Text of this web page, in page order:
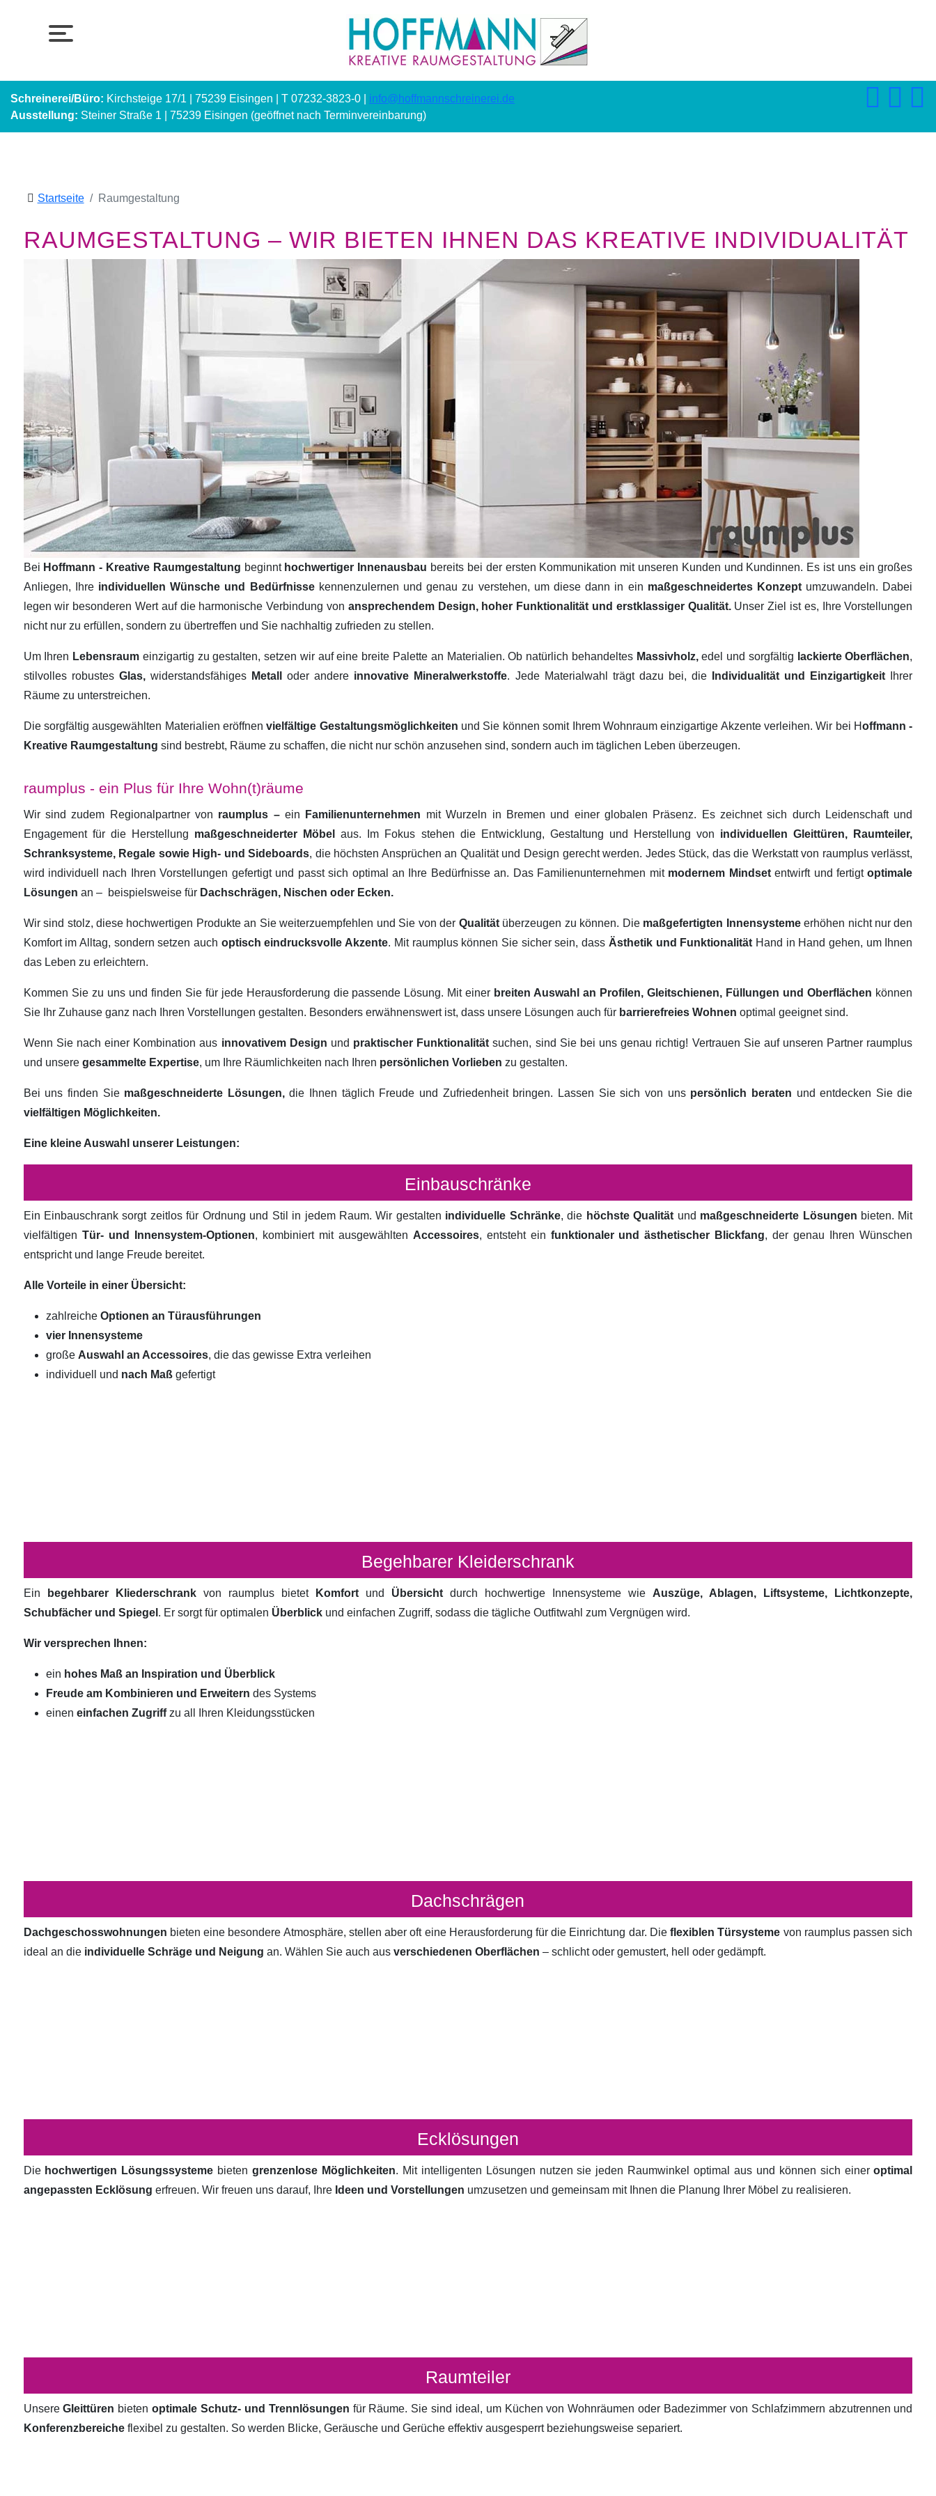
Schreinerei/Büro: Kirchsteige 17/1 | 75239 Eisingen | T 07232-3823-0 | info@hoffmannschreinerei.de
Ausstellung: Steiner Straße 1 | 75239 Eisingen (geöffnet nach Terminvereinbarung)
Startseite Raumgestaltung
RAUMGESTALTUNG – WIR BIETEN IHNEN DAS KREATIVE INDIVIDUALITÄT
Bei Hoffmann - Kreative Raumgestaltung beginnt hochwertiger Innenausbau bereits bei der ersten Kommunikation mit unseren Kunden und Kundinnen. Es ist uns ein großes
Anliegen, Ihre individuellen Wünsche und Bedürfnisse kennenzulernen und genau zu verstehen, um diese dann in ein maßgeschneidertes Konzept umzuwandeln. Dabei
legen wir besonderen Wert auf die harmonische Verbindung von ansprechendem Design, hoher Funktionalität und erstklassiger Qualität.Unser Ziel ist es, Ihre Vorstellungen
nicht nur zu erfüllen, sondern zu übertreffen und Sie nachhaltig zufrieden zu stellen.
Um Ihren Lebensraum einzigartig zu gestalten, setzen wir auf eine breite Palette an Materialien. Ob natürlich behandeltes Massivholz,edel und sorgfältig lackierte Oberflächen,
stilvolles robustes Glas,widerstandsfähiges Metalloder andere innovative Mineralwerkstoffe. Jede Materialwahl trägt dazu bei, die Individualität und Einzigartigkeit
Ihrer
Räume zu unterstreichen.
Die sorgfältig ausgewählten Materialien eröffnenvielfältige Gestaltungsmöglichkeiten und Sie können somit Ihrem Wohnraum einzigartige Akzente verleihen. Wir bei Hoffmann -
Kreative Raumgestaltung sind bestrebt, Räume zu schaffen, die nicht nur schön anzusehen sind, sondern auch im täglichen Leben überzeugen.
raumplus - ein Plus für Ihre Wohn(t)räume
Wir sind zudem Regionalpartner von raumplus –ein Familienunternehmen mit Wurzeln in Bremen und einer globalen Präsenz. Es zeichnet sich durch Leidenschaft und
Engagement für die Herstellung maßgeschneiderter Möbelaus. Im Fokus stehen die Entwicklung, Gestaltung und Herstellung von individuellen Gleittüren, Raumteiler,
Schranksysteme, Regale sowie High- und Sideboards, die höchsten Ansprüchen an Qualität und Design gerecht werden. Jedes Stück, das die Werkstatt von raumplus verlässt,
wird individuell nach Ihren Vorstellungen gefertigt und passt sich optimal an Ihre Bedürfnisse an. Das Familienunternehmen mit modernem Mindsetentwirft und fertigtoptimale
Lösungen an – beispielsweise für Dachschrägen, Nischen oder Ecken.
Wir sind stolz, diese hochwertigen Produkte an Sie weiterzuempfehlen und Sie von der Qualität überzeugen zu können. Die maßgefertigten Innensystemeerhöhen nicht nur den
Komfort im Alltag, sondern setzen auch optisch eindrucksvolle Akzente. Mit raumplus können Sie sicher sein, dass Ästhetik und Funktionalität Hand in Hand gehen, um Ihnen
das Leben zu erleichtern.
Kommen Sie zu uns und finden Sie für jede Herausforderung die passende Lösung. Mit einer breiten Auswahl an Profilen, Gleitschienen, Füllungen und Oberflächen können
Sie Ihr Zuhause ganz nach Ihren Vorstellungen gestalten. Besonders erwähnenswert ist, dass unsere Lösungen auch für barrierefreies Wohnen optimal geeignet sind.
Wenn Sie nach einer Kombination aus innovativem Design und praktischer Funktionalitätsuchen, sind Sie bei uns genau richtig! Vertrauen Sie auf unseren Partner raumplus
und unsere gesammelte Expertise, um Ihre Räumlichkeiten nach Ihren persönlichen Vorlieben zu gestalten.
Bei uns finden Sie maßgeschneiderte Lösungen,die Ihnen täglich Freude und Zufriedenheit bringen. Lassen Sie sich von uns persönlich beraten und entdecken Sie die
vielfältigen Möglichkeiten.
Eine kleine Auswahl unserer Leistungen:
Einbauschränke
Ein Einbauschrank sorgt zeitlos für Ordnung und Stil in jedem Raum. Wir gestalten individuelle Schränke, die höchste Qualität und maßgeschneiderte Lösungen bieten. Mit
vielfältigen Tür- und Innensystem-Optionen, kombiniert mit ausgewählten Accessoires, entsteht ein funktionaler und ästhetischer Blickfang, der genau Ihren Wünschen
entspricht und lange Freude bereitet.
Alle Vorteile in einer Übersicht:
zahlreiche Optionen an Türausführungen
vier Innensysteme
große Auswahl an Accessoires, die das gewisse Extra verleihen
individuell und nach Maß gefertigt
Begehbarer Kleiderschrank
Ein begehbarer Kliederschrank von raumplus bietet Komfort und Übersicht durch hochwertige Innensysteme wie Auszüge, Ablagen, Liftsysteme, Lichtkonzepte,
Schubfächer und Spiegel . Er sorgt für optimalen Überblickund einfachen Zugriff, sodass die tägliche Outfitwahl zum Vergnügen wird.
Wir versprechen Ihnen:
ein hohes Maß an Inspiration und Überblick
Freude am Kombinieren und Erweitern des Systems
einen einfachen Zugriffzu all Ihren Kleidungsstücken
Dachschrägen
Dachgeschosswohnungen bieten eine besondere Atmosphäre, stellen aber oft eine Herausforderung für die Einrichtung dar. Dieflexiblen Türsysteme von raumplus passen sich
ideal an die individuelle Schräge und Neigung an. Wählen Sie auch aus verschiedenen Oberflächen – schlicht oder gemustert, hell oder gedämpft.
Ecklösungen
Die hochwertigen Lösungssysteme bietengrenzenlose Möglichkeiten. Mit intelligenten Lösungen nutzen sie jeden Raumwinkel optimal aus und können sich eineroptimal
angepassten Ecklösung erfreuen. Wir freuen uns darauf, Ihre Ideen und Vorstellungen umzusetzen und gemeinsam mit Ihnen die Planung Ihrer Möbel zu realisieren.
Raumteiler
UnsereGleittüren bietenoptimale Schutz- und Trennlösungen für Räume. Sie sind ideal, um Küchen von Wohnräumen oder Badezimmer von Schlafzimmern abzutrennen und
Konferenzbereiche flexibel zu gestalten. So werden Blicke, Geräusche und Gerüche effektiv ausgesperrt beziehungsweise separiert.